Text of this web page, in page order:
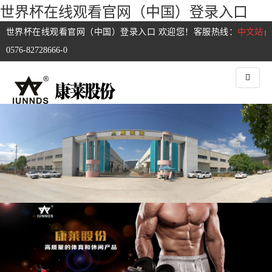
世界杯在线观看官网（中国）登录入口
中文站 |
世界杯在线观看官网（中国）登录入口 欢迎您！客服热线：
0576-82728666-0